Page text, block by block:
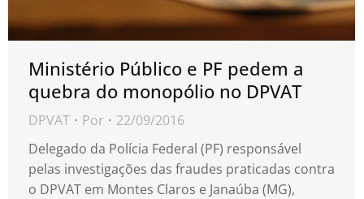
Ministério Público e PF pedem a
quebra do monopólio no DPVAT
DPVAT Por
22/09/2016
Delegado da Polícia Federal (PF) responsável
pelas investigações das fraudes praticadas contra
o DPVAT em Montes Claros e Janaúba (MG),